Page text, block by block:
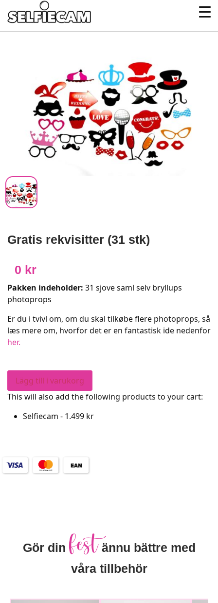
Gratis rekvisitter (31 stk)
0 kr
Pakken indeholder: 31 sjove saml selv bryllups
photoprops
Er du i tvivl om, om du skal tilkøbe flere photoprops, så
læs mere om, hvorfor det er en fantastisk ide nedenfor
her.
Lägg till i varukorg
This will also add the following products to your cart:
Selfiecam - 1.499 kr
Gör din festännu bättre med
våra tillbehör